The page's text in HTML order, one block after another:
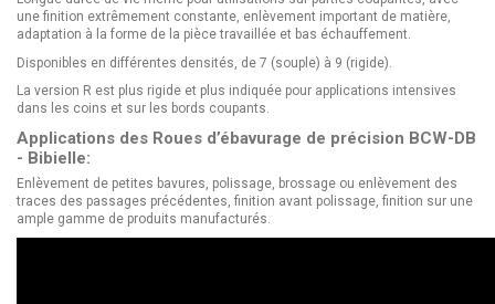
une finition extrêmement constante, enlèvement important de matière,
adaptation à la forme de la pièce travaillée et bas échauffement.
Disponibles en différentes densités, de 7 (souple) à 9 (rigide).
La version R est plus rigide et plus indiquée pour applications intensives
dans les coins et sur les bords coupants.
Applications des Roues d’ébavurage de précision BCW-DB
- Bibielle:
Enlèvement de petites bavures, polissage, brossage ou enlèvement des
traces des passages précédentes, finition avant polissage, finition sur une
ample gamme de produits manufacturés.